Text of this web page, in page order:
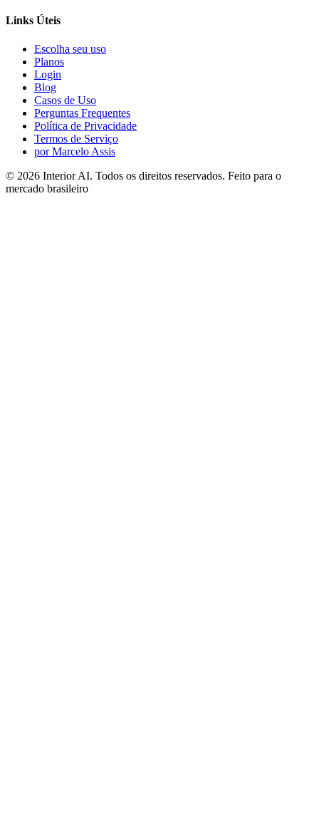
Links Úteis
Escolha seu uso
Planos
Login
Blog
Casos de Uso
Perguntas Frequentes
Política de Privacidade
Termos de Serviço
por Marcelo Assis
© 2026 Interior AI. Todos os direitos reservados. Feito para o
mercado brasileiro